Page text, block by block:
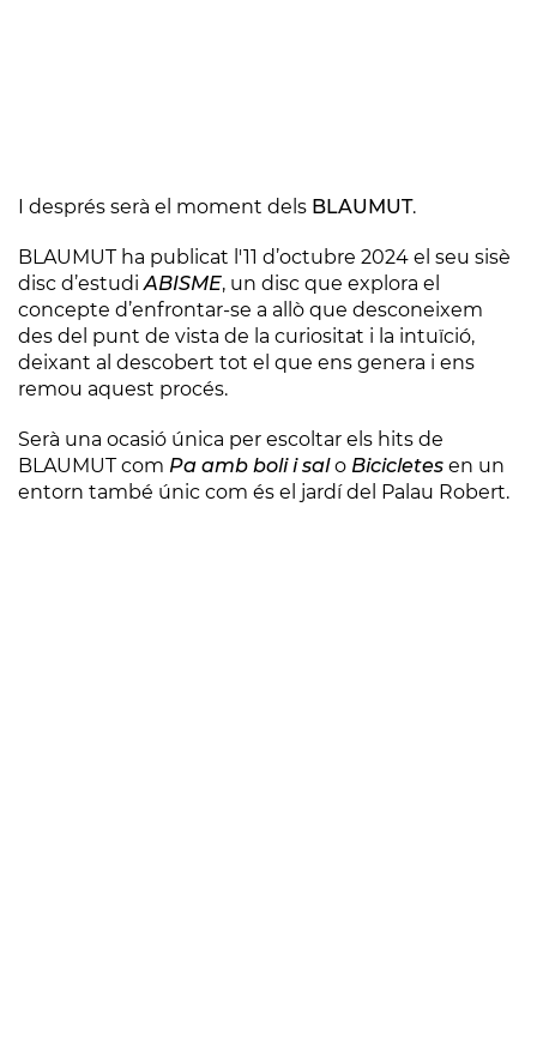
I després serà el moment dels BLAUMUT.
BLAUMUT ha publicat l'11 d’octubre 2024 el seu sisè
disc d’estudiABISME, un disc que explora el
concepte d’enfrontar-se a allò que desconeixem
des del punt de vista de la curiositat i la intuïció,
deixant al descobert tot el que ens genera i ens
remou aquest procés.
Serà una ocasió única per escoltar els hits de
BLAUMUT com Pa amb boli i salo Bicicletes en un
entorn també únic com és el jardí del Palau Robert.